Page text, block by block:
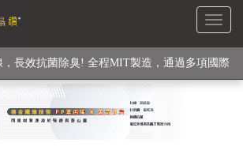
Toggle
能纖維素材), 機能貼身衣物No. 1
長效抗菌除臭! 全程MIT製造，通過多項國際
檢驗
纖維長效PP能量護膝! 支撐. 包覆感. 超透氣.